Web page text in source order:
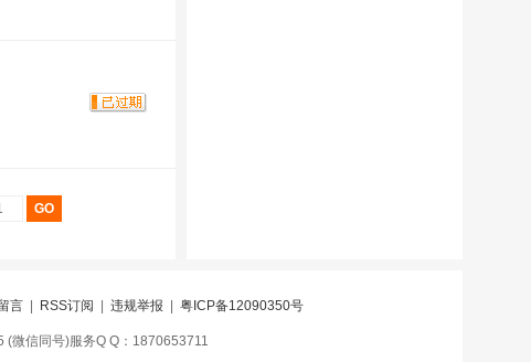
言 RSS订阅 违规举报 粤ICP备12090350号
微信同号)服务Q Q：1870653711